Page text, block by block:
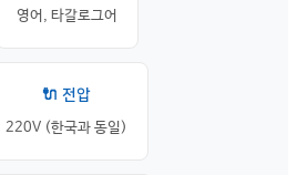
영어, 타갈로그어
🔌 전압
220V (한국과 동일)